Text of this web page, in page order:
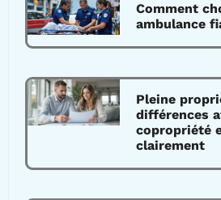
Comment
ambulance
Pleine
différences
copropriété
clairement